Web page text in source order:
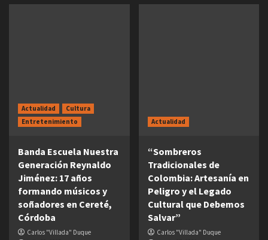
Actualidad
Cultura
Entretenimiento
Banda Escuela Nuestra
Generación Reynaldo
Jiménez: 17 años
formando músicos y
soñadores en Cereté,
Córdoba
Carlos "Villada" Duque
Actualidad
“Sombreros
Tradicionales de
Colombia: Artesanía en
Peligro y el Legado
Cultural que Debemos
Salvar”
Carlos "Villada" Duque